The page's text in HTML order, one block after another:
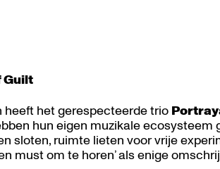
Guilt
heeft het gerespecteerde trio
hun eigen muzikale
sloten, ruimte lieten voor vrije
must om te horen’ als enige